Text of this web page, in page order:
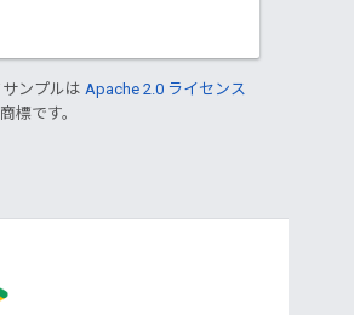
ンプルは Apache 2.0 ライセンス
標です。